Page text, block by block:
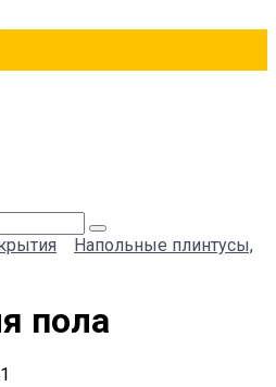
Напольные плинтусы,
пола